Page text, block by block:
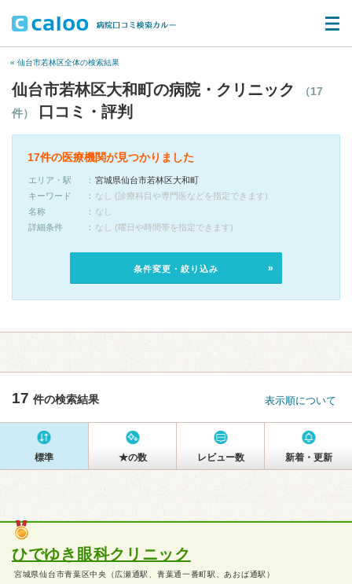
« 仙台市若林区全体の検索結果
仙台市若林区大和町の病院・クリニック
（17
件）
口コミ・評判
17件の医療機関が見つかりました
エリア・駅
宮城県仙台市若林区大和町
キーワード
なし (診療科目や専門医などを指定できます)
名称
なし
詳細条件
なし (曜日や時間帯を指定できます)
条件変更・絞り込み
17 件の検索結果 表示順について
標準 ★の数 レビュー数 新着・更新
ひでゆき眼科クリニック
宮城県仙台市青葉区中央（広瀬通駅、青葉通一番町駅、あおば通駅）